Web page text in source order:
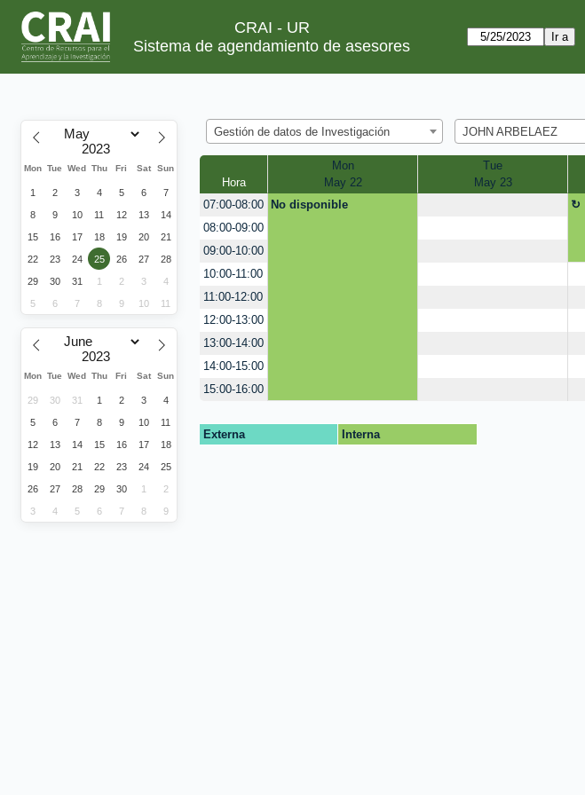
CRAI - UR
Sistema de agendamiento de asesores
Mon Tue Wed Thu Fri Sat Sun
1 2 3 4 5 6 7
8 9 10 11 12 13 14
15 16 17 18 19 20 21
22 23 24 25 26 27 28
29 30 31 1 2 3 4
5 6 7 8 9 10 11
Mon Tue Wed Thu Fri Sat Sun
29 30 31 1 2 3 4
5 6 7 8 9 10 11
12 13 14 15 16 17 18
19 20 21 22 23 24 25
26 27 28 29 30 1 2
3 4 5 6 7 8 9
Gestión de datos de Investigación JOHN ARBELAEZ
Hora
Mon
May 22
Tue
May 23
07:00-08:00
No disponible
08:00-09:00
09:00-10:00
10:00-11:00
11:00-12:00
12:00-13:00
13:00-14:00
14:00-15:00
15:00-16:00
Externa Interna